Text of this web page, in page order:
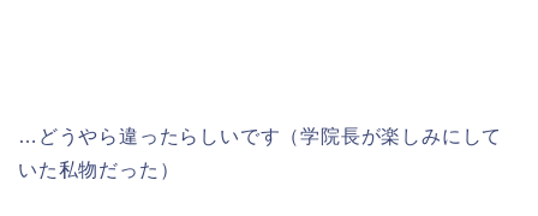
…どうやら違ったらしいです（学院長が楽しみにして
いた私物だった）